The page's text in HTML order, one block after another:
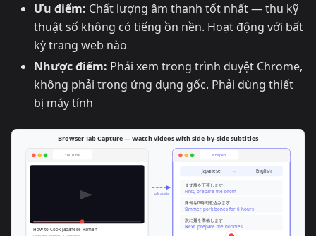
Ưu điểm: Chất lượng âm thanh tốt nhất — thu kỹ
thuật số không có tiếng ồn nền. Hoạt động với bất
kỳ trang web nào
Nhược điểm: Phải xem trong trình duyệt Chrome,
không phải trong ứng dụng gốc. Phải dùng thiết
bị máy tính